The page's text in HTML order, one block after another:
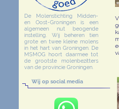
De Molenstichting Midden-
en Oost-Groningen is een
algemeen nut beogende
instelling. Wij beheren tien
grote en twee kleine molens
in het hart van Groningen. De
MSMOG hoort daarmee tot
de grootste molenbezitters
van de provincie Groningen.
Wij op social media